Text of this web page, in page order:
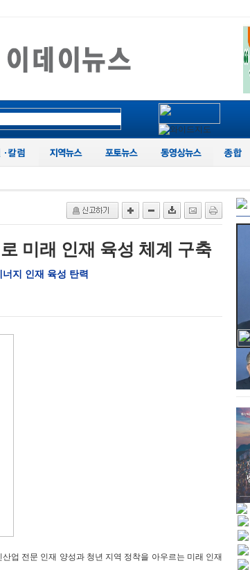
미래 인재 육성 체계 구축
지 인재 육성 탄력
업 전문 인재 양성과 청년 지역 정착을 아우르는 미래 인재